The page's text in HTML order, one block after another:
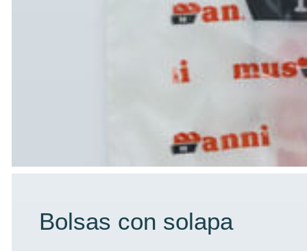
Bolsas con solapa